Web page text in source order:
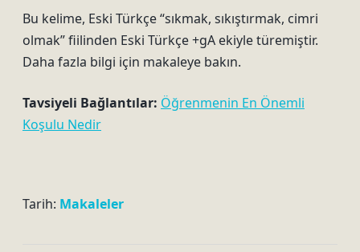
Bu kelime, Eski Türkçe “sıkmak, sıkıştırmak, cimri
olmak” fiilinden Eski Türkçe +gA ekiyle türemiştir.
Daha fazla bilgi için makaleye bakın.
Tavsiyeli Bağlantılar: Öğrenmenin En Önemli
Koşulu Nedir
Tarih: Makaleler